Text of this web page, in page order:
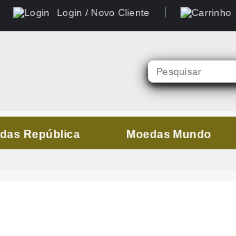
Login / Novo Cliente
República Moedas Mundo